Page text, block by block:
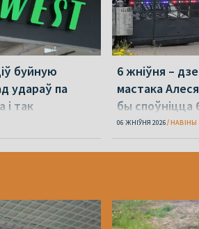
буйную
удараў па
і так
6 жніўня –
мастака
бы споўніцца
06 ЖНІЎНЯ 2026 НАВІНЫ